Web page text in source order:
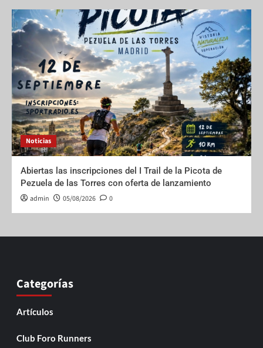
Noticias
Abiertas las inscripciones del I Trail de la Picota de
Pezuela de las Torres con oferta de lanzamiento
admin 05/08/2026 0
Categorías
Artículos
Club Foro Runners